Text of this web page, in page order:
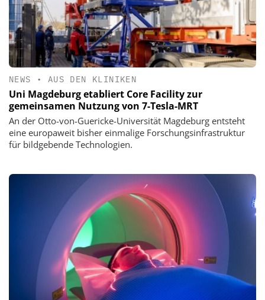
NEWS • AUS DEN KLINIKEN
Uni Magdeburg etabliert Core Facility zur
gemeinsamen Nutzung von 7-Tesla-MRT
An der Otto-von-Guericke-Universität Magdeburg entsteht
eine europaweit bisher einmalige Forschungsinfrastruktur
für bildgebende Technologien.